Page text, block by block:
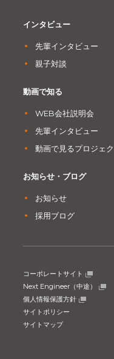
インタビュー
先輩インタビュー
親子対談
動画で知る
WEB会社説明会
先輩インタビュー
動画で見るプロジェ
お知らせ・ブログ
お知らせ
採用ブログ
コーポレートサイト
Next Engineer（中途）
個人情報保護方針
サイトポリシー
サイトマップ